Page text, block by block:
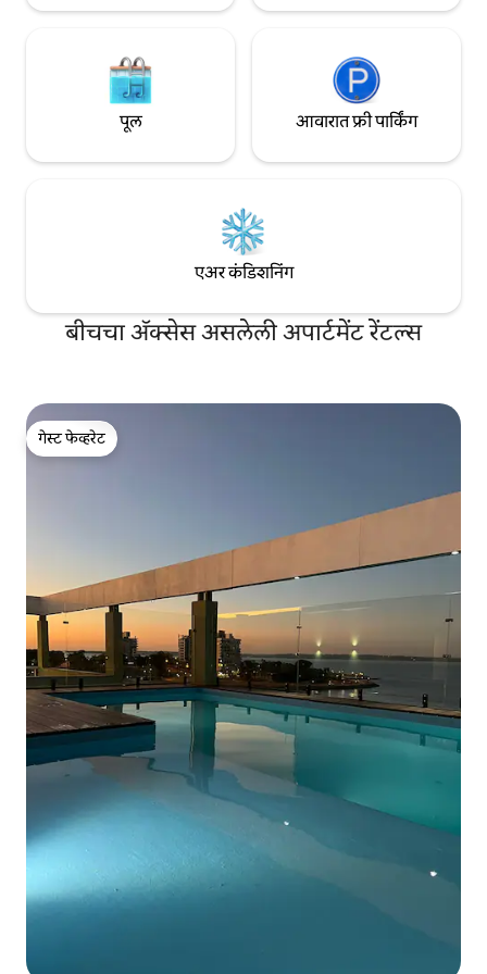
पूल आवारात फ्री पार्किंग
एअर कंडिशनिंग
बीचचा ॲक्सेस असलेली अपार्टमेंट रेंटल्स
गेस्ट फेव्हरेट
गेस्ट फेव्हरेट